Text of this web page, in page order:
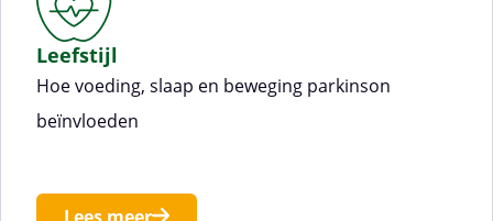
Leefstijl
Hoe voeding, slaap en beweging parkinson
beïnvloeden